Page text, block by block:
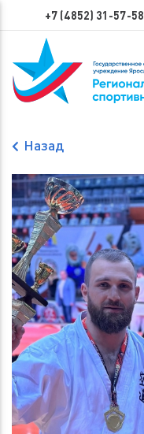
+7 (4852) 31-57-58
Назад